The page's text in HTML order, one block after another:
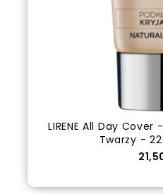
LIRENE All Day
Twarzy -